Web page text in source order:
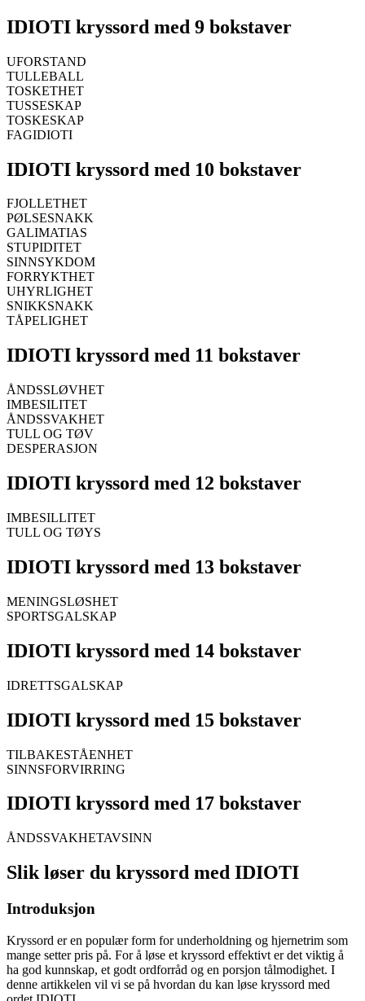
IDIOTI kryssord med 9 bokstaver
UFORSTAND
TULLEBALL
TOSKETHET
TUSSESKAP
TOSKESKAP
FAGIDIOTI
IDIOTI kryssord med 10 bokstaver
FJOLLETHET
PØLSESNAKK
GALIMATIAS
STUPIDITET
SINNSYKDOM
FORRYKTHET
UHYRLIGHET
SNIKKSNAKK
TÅPELIGHET
IDIOTI kryssord med 11 bokstaver
ÅNDSSLØVHET
IMBESILITET
ÅNDSSVAKHET
TULL OG TØV
DESPERASJON
IDIOTI kryssord med 12 bokstaver
IMBESILLITET
TULL OG TØYS
IDIOTI kryssord med 13 bokstaver
MENINGSLØSHET
SPORTSGALSKAP
IDIOTI kryssord med 14 bokstaver
IDRETTSGALSKAP
IDIOTI kryssord med 15 bokstaver
TILBAKESTÅENHET
SINNSFORVIRRING
IDIOTI kryssord med 17 bokstaver
ÅNDSSVAKHETAVSINN
Slik løser du kryssord med IDIOTI
Introduksjon
Kryssord er en populær form for underholdning og hjernetrim som
mange setter pris på. For å løse et kryssord effektivt er det viktig å
ha god kunnskap, et godt ordforråd og en porsjon tålmodighet. I
denne artikkelen vil vi se på hvordan du kan løse kryssord med